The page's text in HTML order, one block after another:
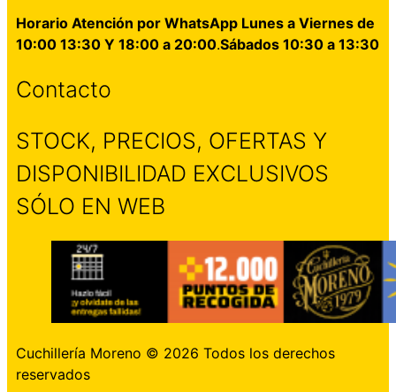
Horario Atención por WhatsApp Lunes a Viernes de
10:00 13:30 Y 18:00 a 20:00.Sábados 10:30 a 13:30
Contacto
STOCK, PRECIOS, OFERTAS Y
DISPONIBILIDAD EXCLUSIVOS
SÓLO EN WEB
Cuchillería Moreno © 2026 Todos los derechos
reservados